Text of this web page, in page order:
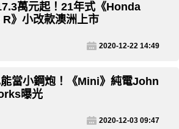
萬元起！21年式《Honda
》小改款澳洲上市
2020-12-22 14:49
當小鋼炮！《Mini》純電John
曝光
2020-12-03 09:47